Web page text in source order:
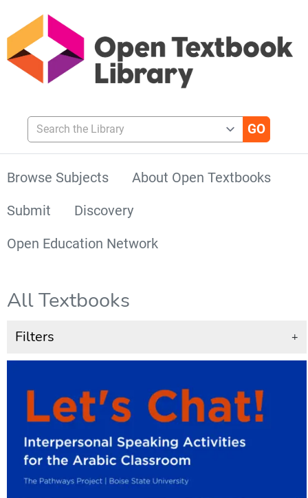
Search the Library
Browse Subjects
About Open Textbooks
Submit
Discovery
Open Education Network
All Textbooks
Filters +